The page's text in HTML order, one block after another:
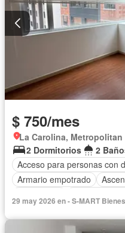
$ 750/mes
La Carolina,
2 Dormitorios
2
Acceso para personas con
Armario empotrado
Garita de guardianía
29 may 2026 en - S-MART